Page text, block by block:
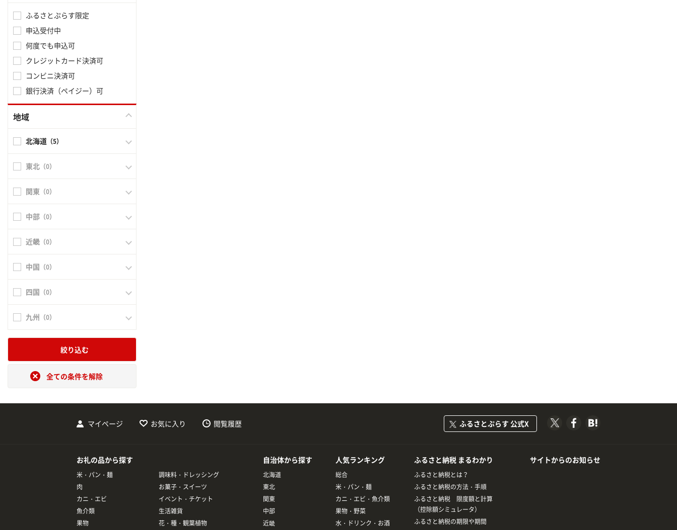
ふるさとぷらす限定
申込受付中
何度でも申込可
クレジットカード決済可
コンビニ決済可
銀行決済（ペイジー）可
地域
北海道 （5）
東北 （0）
関東 （0）
中部 （0）
近畿 （0）
中国 （0）
四国 （0）
九州 （0）
絞り込む
全ての条件を解除
マイページ お気に入り 閲覧履歴 ふるさとぷらす 公式X
お礼の品から探す
米・パン・麺
肉
カニ・エビ
魚介類
果物
調味料・ドレッシング
お菓子・スイーツ
イベント・チケット
生活雑貨
花・種・観葉植物
自治体から探す
北海道
東北
関東
中部
近畿
人気ランキング
総合
米・パン・麺
カニ・エビ・魚介類
果物・野菜
水・ドリンク・お酒
ふるさと納税 まるわかり
ふるさと納税とは？
ふるさと納税の方法・手順
ふるさと納税 限度額と計算
（控除額シミュレータ）
ふるさと納税の期限や期間
サイトからのお知らせ